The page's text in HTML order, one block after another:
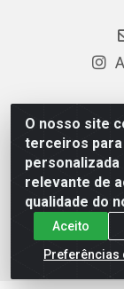
O nosso site
terceiros
relevante de
qualidade do
Aceito
Preferências
Dilnor
975 -